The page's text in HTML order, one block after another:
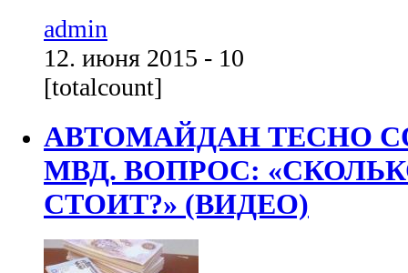
admin
12. июня 2015 - 10
[totalcount]
АВТОМАЙДАН ТЕСНО
МВД. ВОПРОС:
СТОИТ?» (ВИДЕО)